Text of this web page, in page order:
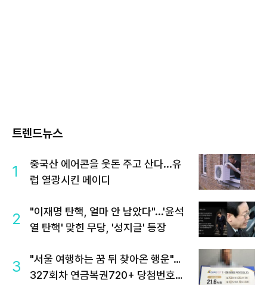
트렌드뉴스
1
중국산 에어콘을 웃돈 주고 산다...유
럽 열광시킨 메이디
2
"이재명 탄핵, 얼마 안 남았다"...'윤석
열 탄핵' 맞힌 무당, '성지글' 등장
3
"서울 여행하는 꿈 뒤 찾아온 행운"…
327회차 연금복권720+ 당첨번호조